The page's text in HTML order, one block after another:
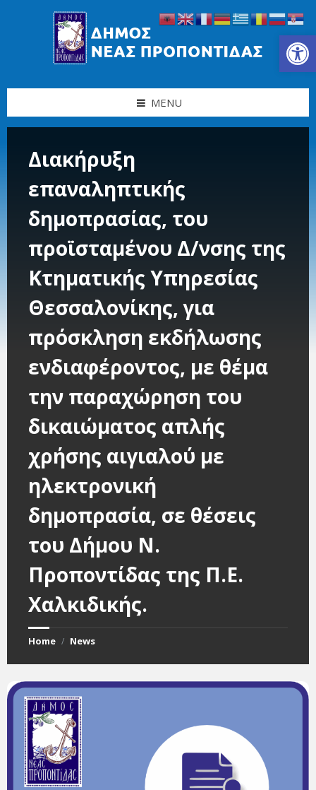
Ανοίξτε τη γραμμή εργαλείων
MENU
Διακήρυξη
επαναληπτικής
δημοπρασίας, του
προϊσταμένου Δ/νσης της
Κτηματικής Υπηρεσίας
Θεσσαλονίκης, για
πρόσκληση εκδήλωσης
ενδιαφέροντος, με θέμα
την παραχώρηση του
δικαιώματος απλής
χρήσης αιγιαλού με
ηλεκτρονική
δημοπρασία, σε θέσεις
του Δήμου Ν.
Προποντίδας της Π.Ε.
Χαλκιδικής.
Home / News